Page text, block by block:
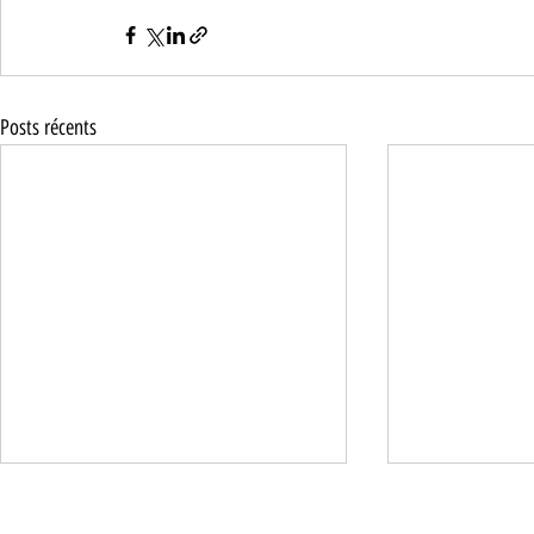
Posts récents